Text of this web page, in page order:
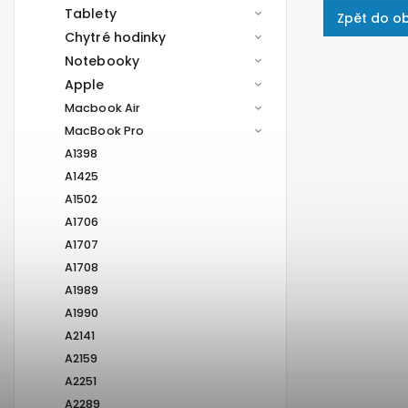
Tablety
Chytré hodinky
Notebooky
Apple
Macbook Air
MacBook Pro
A1398
A1425
A1502
A1706
A1707
A1708
A1989
A1990
A2141
A2159
A2251
A2289
Zpět do